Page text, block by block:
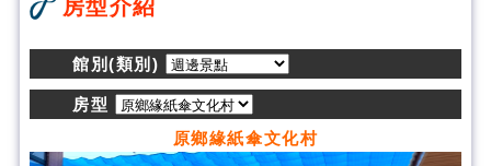
房型介紹
館別(類別)
房型
原鄉緣紙傘文化村